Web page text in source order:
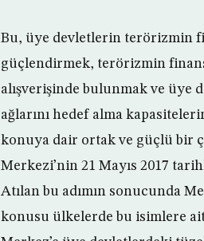
Bu, üye devletlerin terörizmin
güçlendirmek, terörizmin
alışverişinde bulunmak ve
ağlarını hedef alma
konuya dair ortak ve güçlü bir
Merkezi’nin 21 Mayıs 2017
Atılan bu adımın sonucunda
konusu ülkelerde bu isimlere